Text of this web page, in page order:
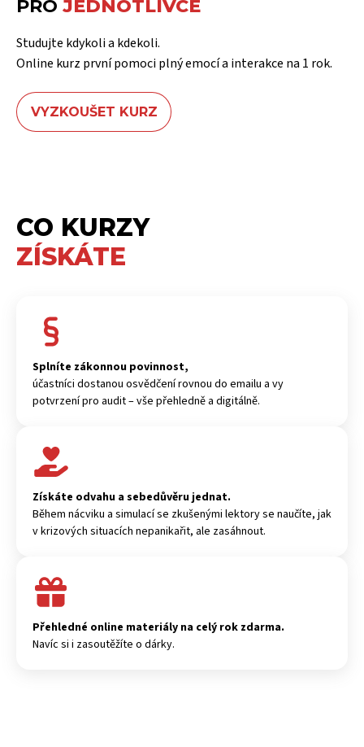
PRO JEDNOTLIVCE
Studujte kdykoli a kdekoli.
Online kurz první pomoci plný emocí a interakce na 1 rok.
VYZKOUŠET KURZ
CO KURZY
ZÍSKÁTE
Splníte zákonnou povinnost,
účastníci dostanou osvědčení rovnou do emailu a vy
potvrzení pro audit – vše přehledně a digitálně.
Získáte odvahu a sebedůvěru jednat.
Během nácviku a simulací se zkušenými lektory se naučíte, jak
v krizových situacích nepanikařit, ale zasáhnout.
Přehledné online materiály na celý rok zdarma.
Navíc si i zasoutěžíte o dárky.